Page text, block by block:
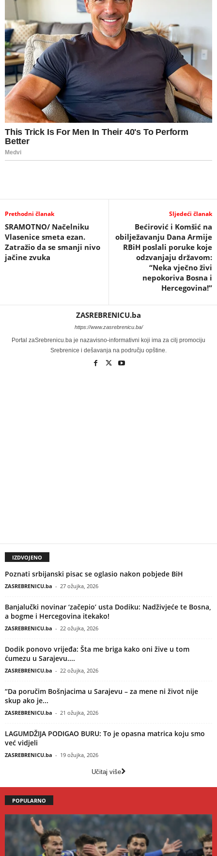
Prethodni članak
SRAMOTNO/ Načelniku
Vlasenice smeta ezan.
Zatražio da se smanji nivo
jačine zvuka
Sljedeći članak
Bećirović i Komšić na
obilježavanju Dana Armije
RBiH poslali poruke koje
odzvanjaju državom:
“Neka vječno živi
nepokoriva Bosna i
Hercegovina!”
ZASREBRENICU.ba
https://www.zasrebrenicu.ba/
Portal zaSrebrenicu.ba je nazavisno-informativni koji ima za cilj promociju
Srebrenice i dešavanja na području opštine.
IZDVOJENO
Poznati srbijanski pisac se oglasio nakon pobjede BiH
ZASREBRENICU.ba - 27 ožujka, 2026
Banjalučki novinar ‘začepio’ usta Dodiku: Nadživjeće te Bosna,
a bogme i Hercegovina itekako!
ZASREBRENICU.ba - 22 ožujka, 2026
Dodik ponovo vrijeđa: Šta me briga kako oni žive u tom
ćumezu u Sarajevu....
ZASREBRENICU.ba - 22 ožujka, 2026
“Da poručim Bošnjacima u Sarajevu – za mene ni život nije
skup ako je...
ZASREBRENICU.ba - 21 ožujka, 2026
LAGUMDŽIJA PODIGAO BURU: To je opasna matrica koju smo
već vidjeli
ZASREBRENICU.ba - 19 ožujka, 2026
Učitaj više
POPULARNO